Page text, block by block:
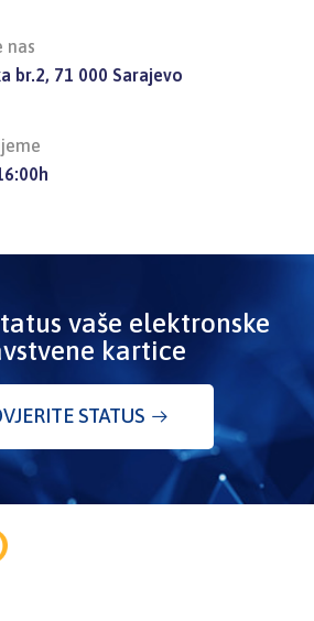
nas
br.2, 71 000 Sarajevo
vaše elektronske
kartice
STATUS